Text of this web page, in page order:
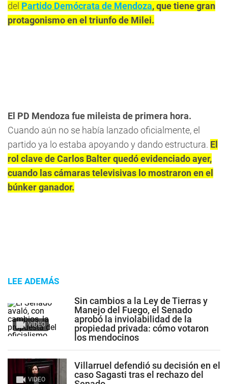
del Partido Demócrata de Mendoza, que tiene gran
protagonismo en el triunfo de Milei.
El PD Mendoza fue mileista de primera hora.
Cuando aún no se había lanzado oficialmente, el
partido ya lo estaba apoyando y dando estructura. El
rol clave de Carlos Balter quedó evidenciado ayer,
cuando las cámaras televisivas lo mostraron en el
búnker ganador.
LEE ADEMÁS
VIDEO
Sin cambios a la Ley de Tierras y
Manejo del Fuego, el Senado
aprobó la inviolabilidad de la
propiedad privada: cómo votaron
los mendocinos
VIDEO
Villarruel defendió su decisión en el
caso Sagasti tras el rechazo del